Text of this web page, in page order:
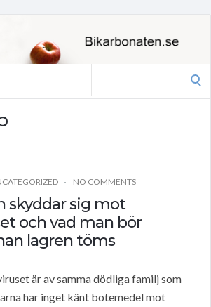
NO COMMENTS
skyddar sig mot
och vad man bör
lagren töms
är av samma dödliga familj som
har inget känt botemedel mot